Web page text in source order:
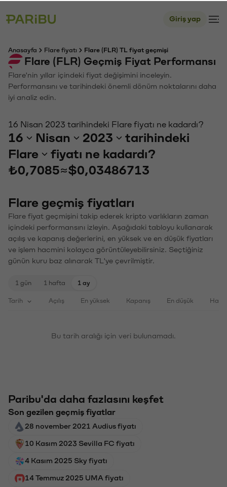
Giriş yap
Anasayfa Flare fiyatı Flare (FLR) TL fiyat geçmişi
Flare (FLR) Geçmiş Fiyat Performansı
Flare'nin yıllar içindeki fiyat değişimini inceleyin.
Performansını ve tarihindeki önemli dönüm noktalarını daha
iyi analiz edin.
16 Nisan 2023 tarihindeki Flare fiyatı ne kadardı?
16 Nisan 2023
tarihindeki
Flare
fiyatı ne kadardı?
₺0,7085≈$0,03486713
Flare geçmiş fiyatları
Flare fiyat geçmişini takip ederek kripto varlıkların zaman
içindeki performansını izleyin. Aşağıdaki tabloyu kullanarak
açılış ve kapanış değerlerini, en yüksek ve en düşük fiyatları
ve işlem hacmini kolayca görüntüleyebilirsiniz. Seçtiğiniz
günün kuru baz alınarak TL'ye çevrilmiştir.
1 gün 1 hafta 1 ay
Tarih Açılış En yüksek Kapanış En düşük
Bu tarih aralığı için veri bulunamadı.
Paribu'da daha fazlasını keşfet
Son gezilen geçmiş fiyatlar
28 november 2021 Audius fiyatı
10 Kasım 2023 Sevilla FC fiyatı
4 Kasım 2025 Sky fiyatı
14 Temmuz 2025 UMA fiyatı